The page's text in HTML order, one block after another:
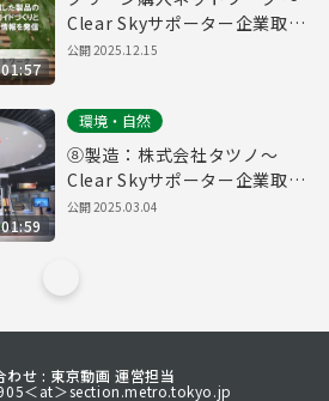
01:57
Clear Skyサポーター企業取組
紹介～
公開2025.12.15
01:59
環境・自然
⑧製造：株式会社タツノ～
Clear Skyサポーター企業取組
紹介～
公開2025.03.04
わせ : 東京動画 運営担当
＜at＞section.metro.tokyo.jp